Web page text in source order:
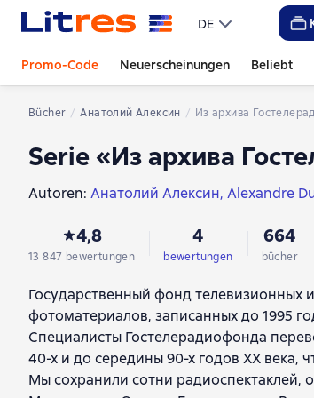
DE
Promo-Code Neuerscheinungen Beliebt
Bücher Анатолий Алексин Из архива
Serie «Из архива
Autoren: Анатолий Алексин Alexandre
Кришан Чандар
Jules Verne Robert
Lew Tolstoi Владимир Санин Edgar Allan
Hans Christian Andersen William
Herbert George Wells Эрнест Сетон-
Victor Marie Hugo Gilbert Keith
Prosper Mérimée Émile Zola John
Шарль Перро Игорь Минутко
4,8
13 847 bewertungen
4
bewertungen
664
bücher
Государственный фонд
фотоматериалов, записанных до 1995
Специалисты Гостелерадиофонда
40-х и до середины 90-х годов XX века,
Мы сохранили сотни радиоспектаклей,